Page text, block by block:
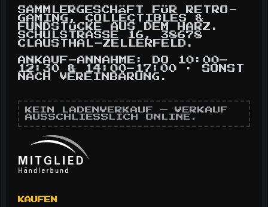
SAMMLERGESCHÄFT FÜR RETRO-
GAMING, COLLECTIBLES &
FUNDSTÜCKE AUS DEM HARZ.
SCHULSTRASSE 16, 38678 C
LAUSTHAL-ZELLERFELD.
ANKAUF-ANNAHME: DO 10:00–
12:30 & 14:00–17:00 · SONST
NACH VEREINBARUNG.
KEIN LADENVERKAUF — VERKAUF
AUSSCHLIESSLICH ONLINE.
KAUFEN